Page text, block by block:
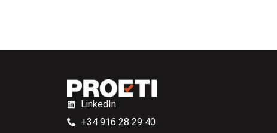
LinkedIn
+34 916 28 29 40